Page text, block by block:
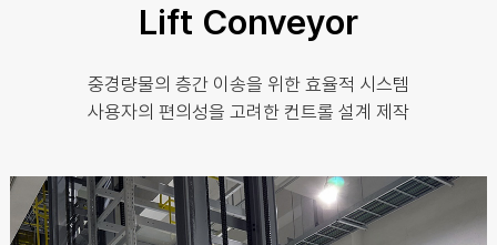
Lift Conveyor
중경량물의 층간 이송을 위한 효율적 시스템
사용자의 편의성을 고려한 컨트롤 설계 제작